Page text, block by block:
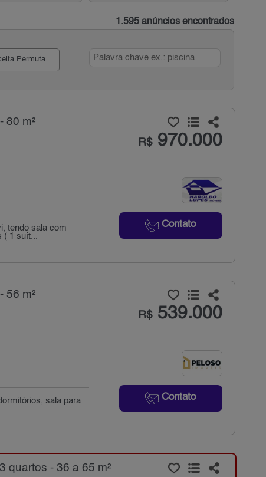
1.595 anúncios encontrados
Permuta
80 m²
R$970.000
Contato
tendo sala com
( 1 suít...
56 m²
R$539.000
Contato
sala para
quartos - 36 a 65 m²